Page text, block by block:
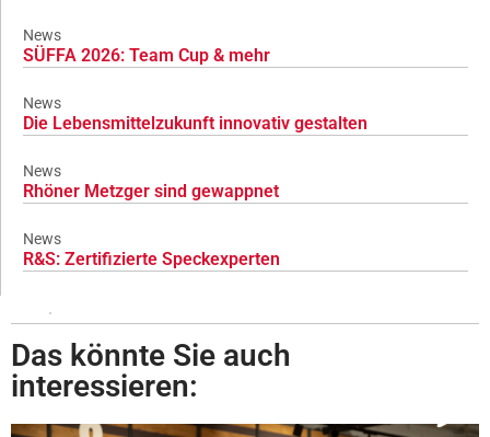
News
SÜFFA 2026: Team Cup & mehr
News
Die Lebensmittelzukunft innovativ gestalten
News
Rhöner Metzger sind gewappnet
News
R&S: Zertifizierte Speckexperten
Das könnte Sie auch
interessieren: